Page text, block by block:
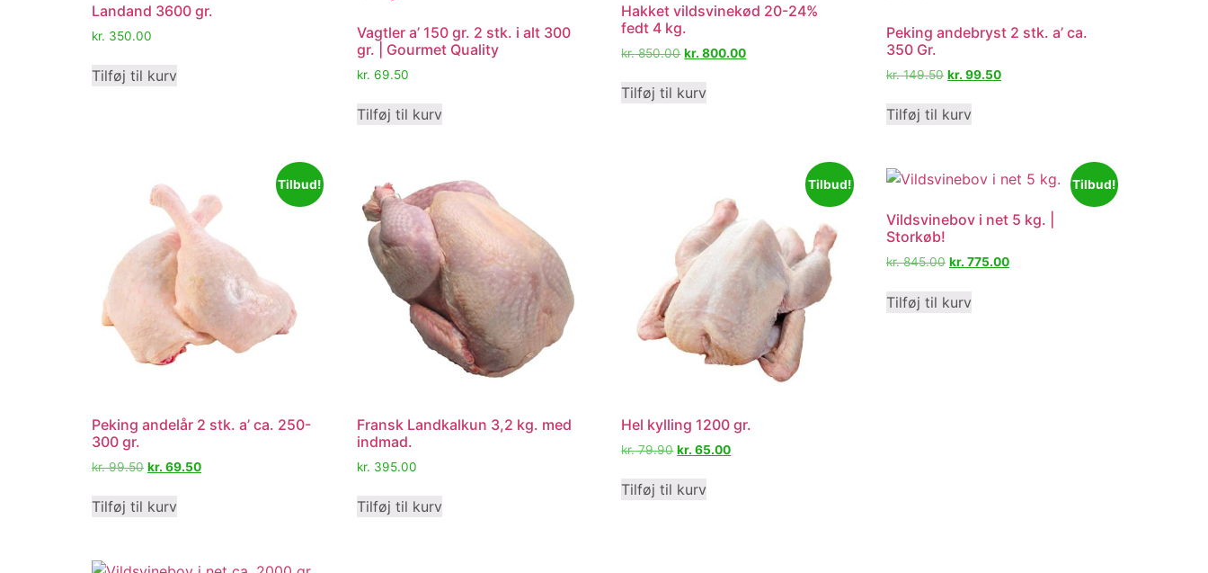
Landand 3600 gr.
kr. 350.00
Tilføj til kurv
Vagtler a’ 150 gr. 2 stk. i alt 300
gr. | Gourmet Quality
kr. 69.50
Tilføj til kurv
Hakket vildsvinekød 20-24%
fedt 4 kg.
kr.850.00 kr. 800.00
Tilføj til kurv
Peking andebryst 2 stk. a’ ca.
350 Gr.
kr.149.50 kr. 99.50
Tilføj til kurv
Tilbud!
Peking andelår 2 stk. a’ ca. 250-
300 gr.
kr.99.50 kr. 69.50
Tilføj til kurv
Fransk Landkalkun 3,2 kg. med
indmad.
kr. 395.00
Tilføj til kurv
Tilbud!
Hel kylling 1200 gr.
kr.79.90 kr. 65.00
Tilføj til kurv
Tilbud!
Vildsvinebov i net 5 kg. |
Storkøb!
kr.845.00 kr. 775.00
Tilføj til kurv